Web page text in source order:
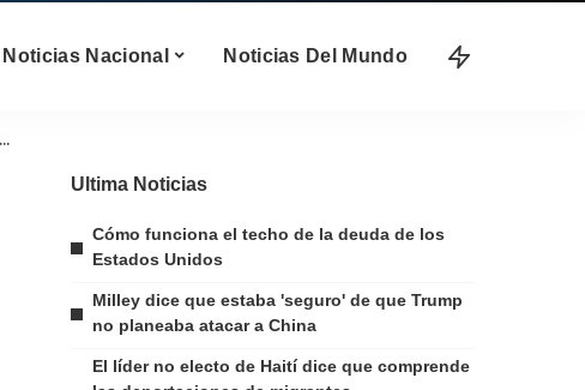
Noticias Nacional Noticias Del Mundo
Ultima Noticias
Cómo funciona el techo de la deuda de los
Estados Unidos
Milley dice que estaba 'seguro' de que Trump
no planeaba atacar a China
El líder no electo de Haití dice que comprende